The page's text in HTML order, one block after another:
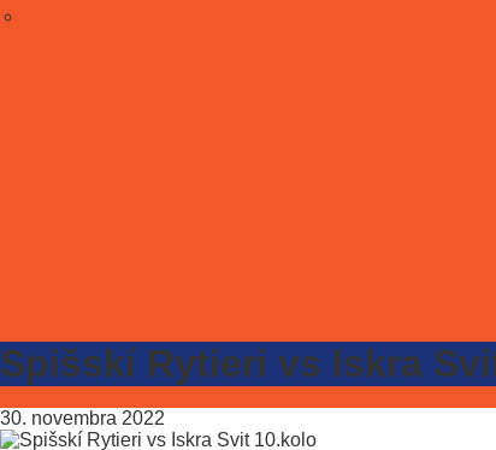
Spišskí Rytieri vs Iskra
30. novembra 2022